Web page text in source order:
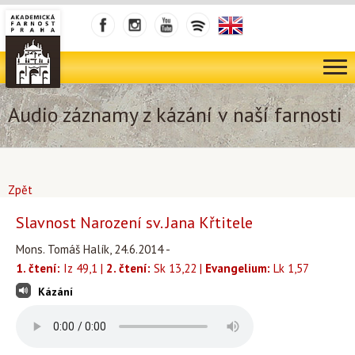
Audio záznamy z kázání v naší farnosti
Zpět
Slavnost Narození sv. Jana Křtitele
Mons. Tomáš Halík, 24.6.2014 -
1. čtení: Iz 49,1 | 2. čtení: Sk 13,22 | Evangelium: Lk 1,57
Kázání